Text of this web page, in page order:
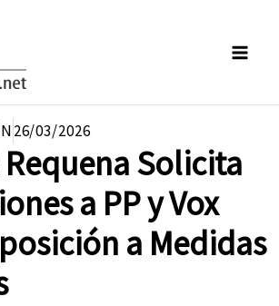
26/03/2026
Solicita
a PP y Vox
a Medidas